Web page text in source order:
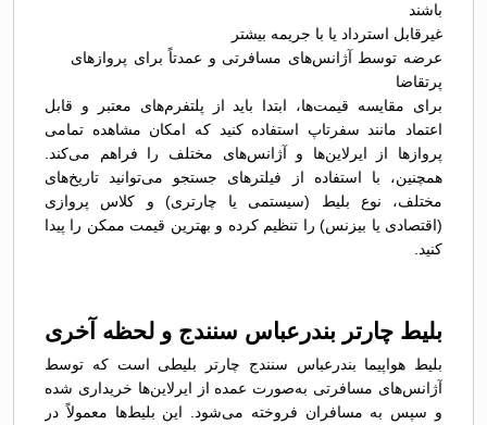
باشند
غیرقابل استرداد یا با جریمه بیشتر
عرضه توسط آژانس‌های مسافرتی و عمدتاً برای پروازهای
پرتقاضا
برای مقایسه قیمت‌ها، ابتدا باید از پلتفرم‌های معتبر و قابل
اعتماد مانند سفرتاپ استفاده کنید که امکان مشاهده تمامی
پروازها از ایرلاین‌ها و آژانس‌های مختلف را فراهم می‌کند.
همچنین، با استفاده از فیلترهای جستجو می‌توانید تاریخ‌های
مختلف، نوع بلیط (سیستمی یا چارتری) و کلاس پروازی
(اقتصادی یا بیزنس) را تنظیم کرده و بهترین قیمت ممکن را پیدا
کنید.
بلیط چارتر بندرعباس سنندج و لحظه آخری
بلیط هواپیما بندرعباس سنندج چارتر بلیطی است که توسط
آژانس‌های مسافرتی به‌صورت عمده از ایرلاین‌ها خریداری شده
و سپس به مسافران فروخته می‌شود. این بلیط‌ها معمولاً در